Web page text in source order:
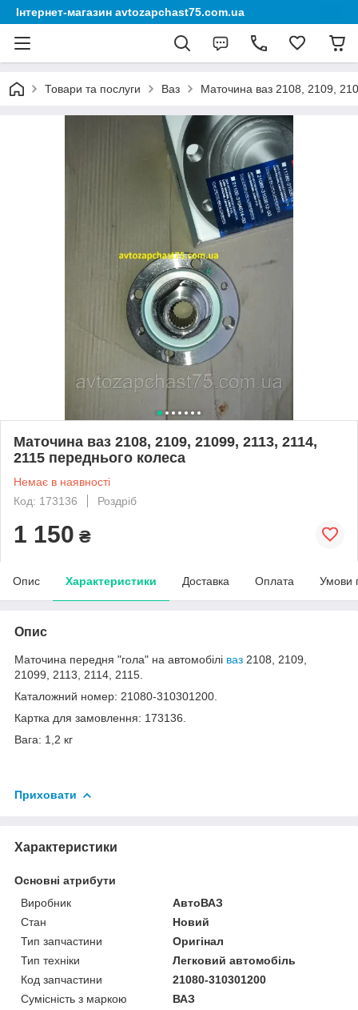
Інтернет-магазин avtozapchast75.com.ua
Товари та послуги Ваз Маточина ваз 2108, 2109,
Маточина ваз 2108, 2109, 21099, 2113, 2114,
2115 переднього колеса
Немає в наявності
Код: 173136
Роздріб
1 150 ₴
Опис Характеристики Доставка Оплата Умови
Опис
Маточина передня "гола" на автомобілі ваз 2108, 2109,
21099, 2113, 2114, 2115.
Каталожний номер: 21080-310301200.
Картка для замовлення: 173136.
Вага: 1,2 кг
Приховати
Характеристики
Основні атрибути
Виробник
АвтоВАЗ
Стан
Новий
Тип запчастини
Оригінал
Тип техніки
Легковий автомобіль
Код запчастини
21080-310301200
Сумісність з маркою
ВАЗ